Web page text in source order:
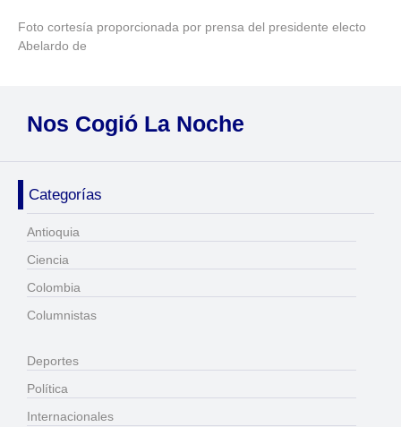
Foto cortesía proporcionada por prensa del presidente electo
Abelardo de
Nos Cogió La Noche
Categorías
Antioquia
Ciencia
Colombia
Columnistas
Deportes
Política
Internacionales